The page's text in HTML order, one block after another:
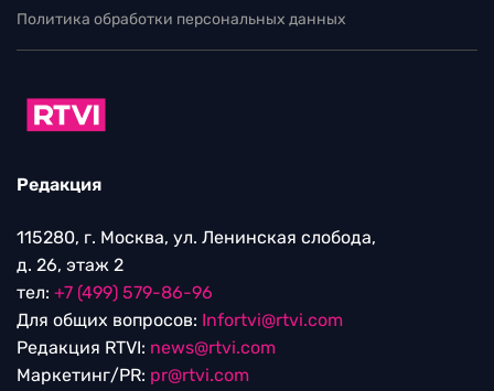
Политика обработки персональных данных
Редакция
115280, г. Москва, ул. Ленинская слобода,
д. 26, этаж 2
тел: +7 (499) 579-86-96
Для общих вопросов: Infortvi@rtvi.com
Редакция RTVI: news@rtvi.com
Маркетинг/PR: pr@rtvi.com